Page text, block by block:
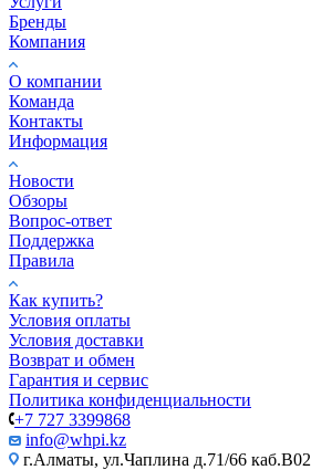
Бренды
Компания
О компании
Команда
Контакты
Информация
Новости
Обзоры
Вопрос-ответ
Поддержка
Правила
Как купить?
Условия оплаты
Условия доставки
Возврат и обмен
Гарантия и сервис
Политика конфиденциальности
+7 727 3399868
info@whpi.kz
г.Алматы, ул.Чаплина д.71/66 каб.B02